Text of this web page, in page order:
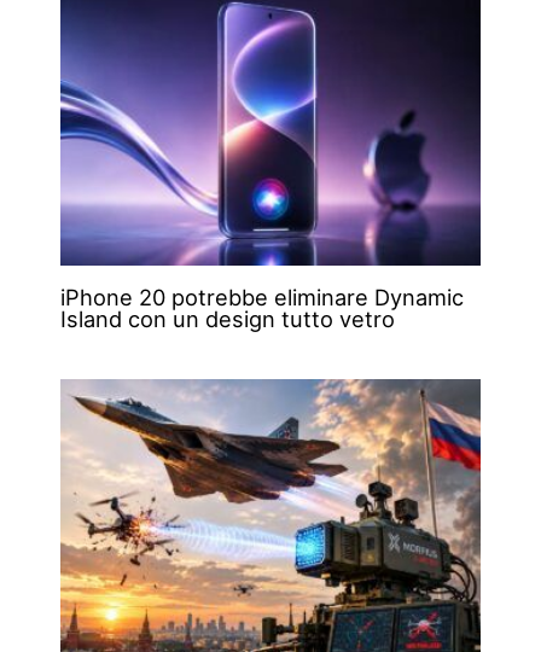
iPhone 20 potrebbe eliminare Dynamic
Island con un design tutto vetro